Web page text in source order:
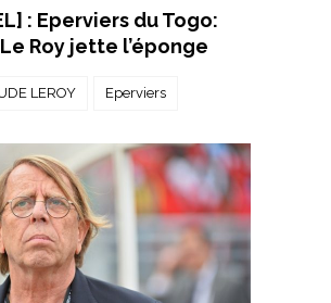
: Eperviers du Togo:
Roy jette l’éponge
LEROY Eperviers